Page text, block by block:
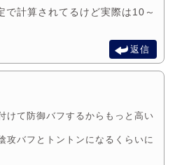
で計算されてるけど実際は10～
返信
けて防御バフするからもっと高い
攻バフとトントンになるくらいに